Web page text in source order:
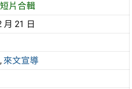
片合輯
月 21 日
, 來文宣導